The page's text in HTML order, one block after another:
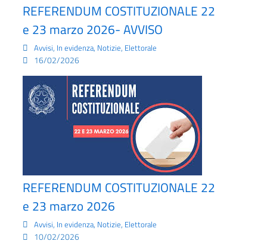
REFERENDUM COSTITUZIONALE 22
e 23 marzo 2026- AVVISO
Avvisi, In evidenza, Notizie, Elettorale
16/02/2026
REFERENDUM COSTITUZIONALE 22
e 23 marzo 2026
Avvisi, In evidenza, Notizie, Elettorale
10/02/2026